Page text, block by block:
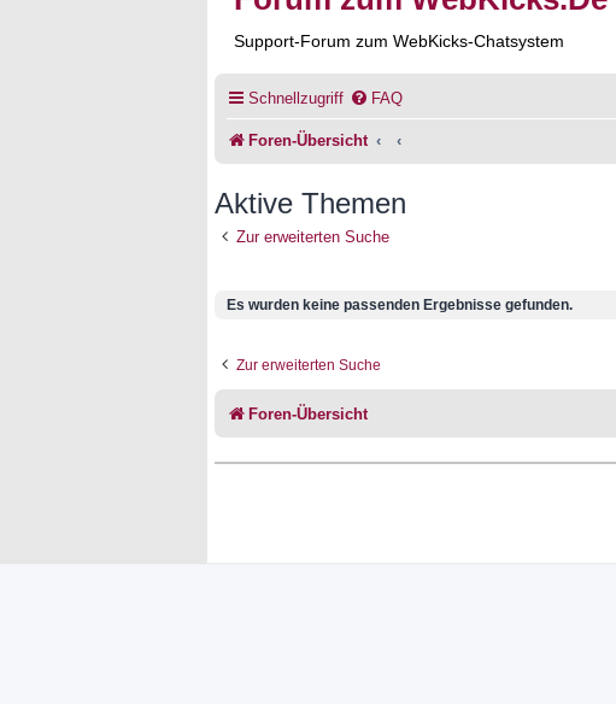
Support-Forum zum WebKicks-Chatsystem
Schnellzugriff FAQ
Foren-Übersicht
Aktive Themen
Zur erweiterten Suche
Es wurden keine passenden Ergebnisse gefunden.
Zur erweiterten Suche
Foren-Übersicht